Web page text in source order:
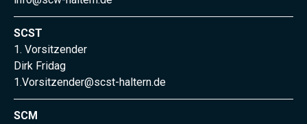
SCST
1. Vorsitzender
Dirk Fridag
1.Vorsitzender@scst-haltern.de
SCM